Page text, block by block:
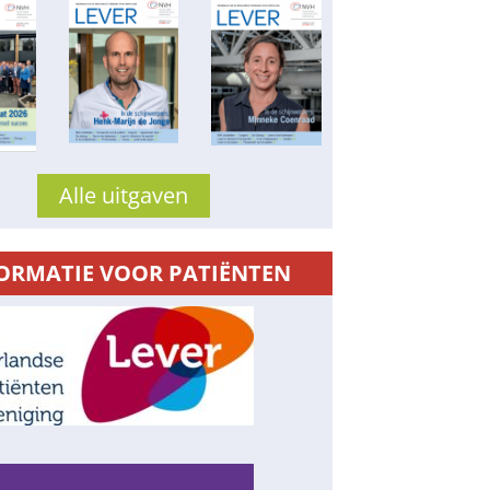
Alle uitgaven
VOOR PATIËNTEN